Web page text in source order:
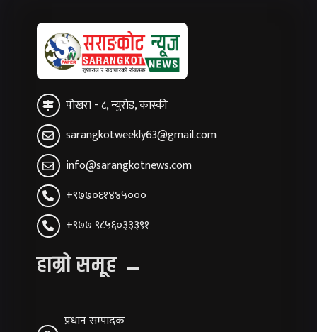
पोखरा - ८, न्युरोड, कास्की
sarangkotweekly63@gmail.com
info@sarangkotnews.com
+९७७०६१४४५०००
+९७७ ९८५६०३३३९१
हाम्रो समूह
प्रधान सम्पादक